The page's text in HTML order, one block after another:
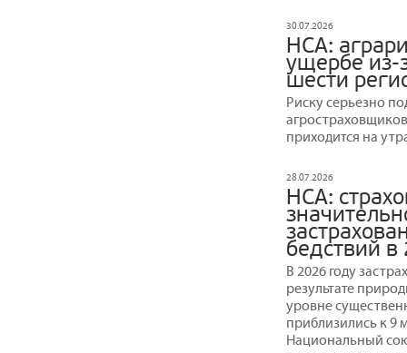
30.07.2026
НСА:
ущербе из-
шести
Риску серьезно
приходится на
28.07.2026
НСА:
бедствий в
В 2026 году
результате
уровне
приблизились к 9
Национальный